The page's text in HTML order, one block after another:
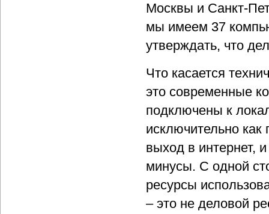
Москвы и Санкт-
мы имеем 37
утверждать, что
Что касается
это современные
подключены к
исключительно
выход в интернет,
минусы. С одной
ресурсы
– это не деловой